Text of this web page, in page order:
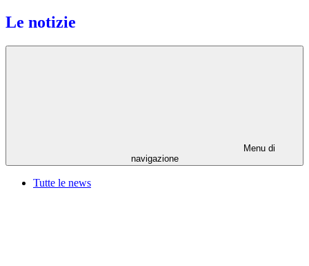
Le notizie
Menu di
navigazione
Tutte le news